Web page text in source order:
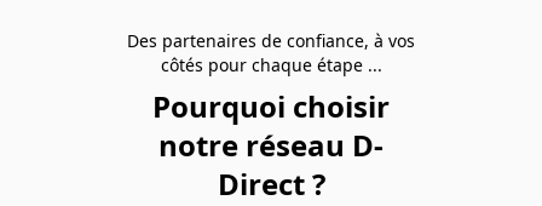
Des partenaires de confiance, à vos
côtés pour chaque étape ...
Pourquoi choisir
notre réseau D-
Direct ?